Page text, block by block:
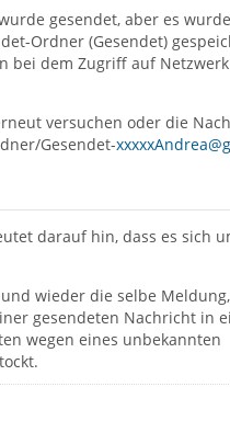
gesendet, aber es
Ordner (Gesendet)
bei dem Zugriff auf
versuchen oder die
Gesendet-
darauf hin, dass es sich
wieder die selbe
gesendeten Nachricht in
wegen eines unbekannten